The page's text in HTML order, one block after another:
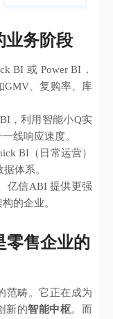
业务阶段
BI 或 Power BI，
GMV、复购率、库
，利用智能小Q实
线响应速度。
BI（日常运营）
体系。
亿信ABI 提供更强
的企业。
零售企业的
范畴。它正在成为
新的智能中枢。而